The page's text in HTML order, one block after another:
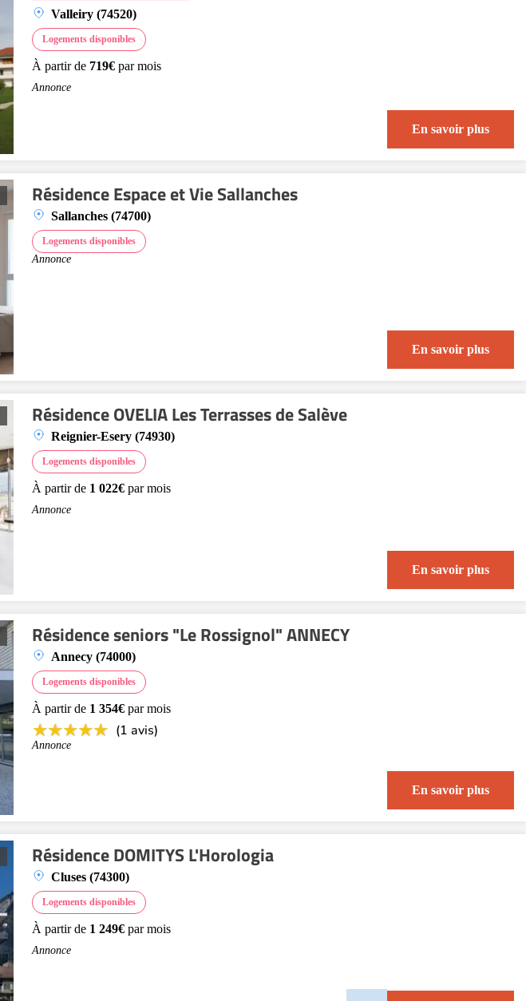
Valleiry (74520)
Logements disponibles
À partir de 719€ par mois
Annonce
En savoir plus
Résidence Espace et Vie Sallanches
Sallanches (74700)
Logements disponibles
Annonce
En savoir plus
Résidence OVELIA Les Terrasses de Salève
Reignier-Esery (74930)
Logements disponibles
À partir de 1 022€ par mois
Annonce
En savoir plus
Résidence seniors "Le Rossignol" ANNECY
Annecy (74000)
Logements disponibles
À partir de 1 354€ par mois
(1 avis)
Annonce
En savoir plus
Résidence DOMITYS L'Horologia
Cluses (74300)
Logements disponibles
À partir de 1 249€ par mois
Annonce